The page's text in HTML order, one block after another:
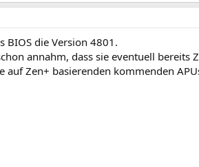
BIOS die Version 4801.
annahm, dass sie eventuell bereits
Zen+ basierenden kommenden